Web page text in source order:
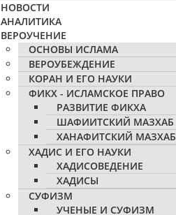
НОВОСТИ
АНАЛИТИКА
ВЕРОУЧЕНИЕ
ОСНОВЫ ИСЛАМА
ВЕРОУБЕЖДЕНИЕ
КОРАН И ЕГО НАУКИ
ФИКХ - ИСЛАМСКОЕ ПРАВО
РАЗВИТИЕ ФИКХА
ШАФИИТСКИЙ МАЗХАБ
ХАНАФИТСКИЙ МАЗХАБ
ХАДИС И ЕГО НАУКИ
ХАДИСОВЕДЕНИЕ
ХАДИСЫ
СУФИЗМ
УЧЕНЫЕ И СУФИЗМ